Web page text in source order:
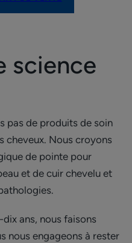
science
pas de produits de soin
cheveux. Nous croyons
de pointe pour
et de cuir chevelu et
ans, nous faisons
nous engageons à rester